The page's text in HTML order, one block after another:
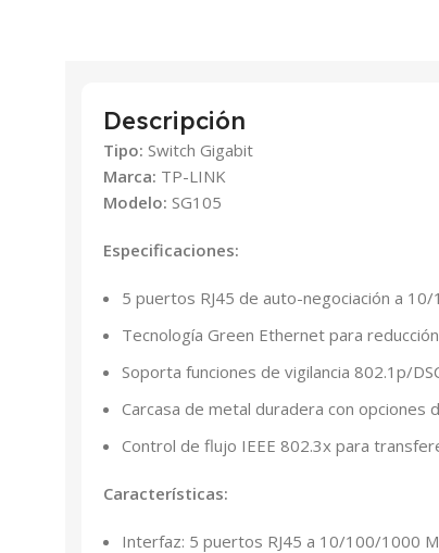
Descripción
Tipo: Switch Gigabit
Marca: TP-LINK
Modelo: SG105
Especificaciones:
5 puertos RJ45 de auto-negociación a
Tecnología Green Ethernet para
Soporta funciones de vigilancia 802.1p/
Carcasa de metal duradera con
Control de flujo IEEE 802.3x para
Características:
Interfaz: 5 puertos RJ45 a 10/100/1000